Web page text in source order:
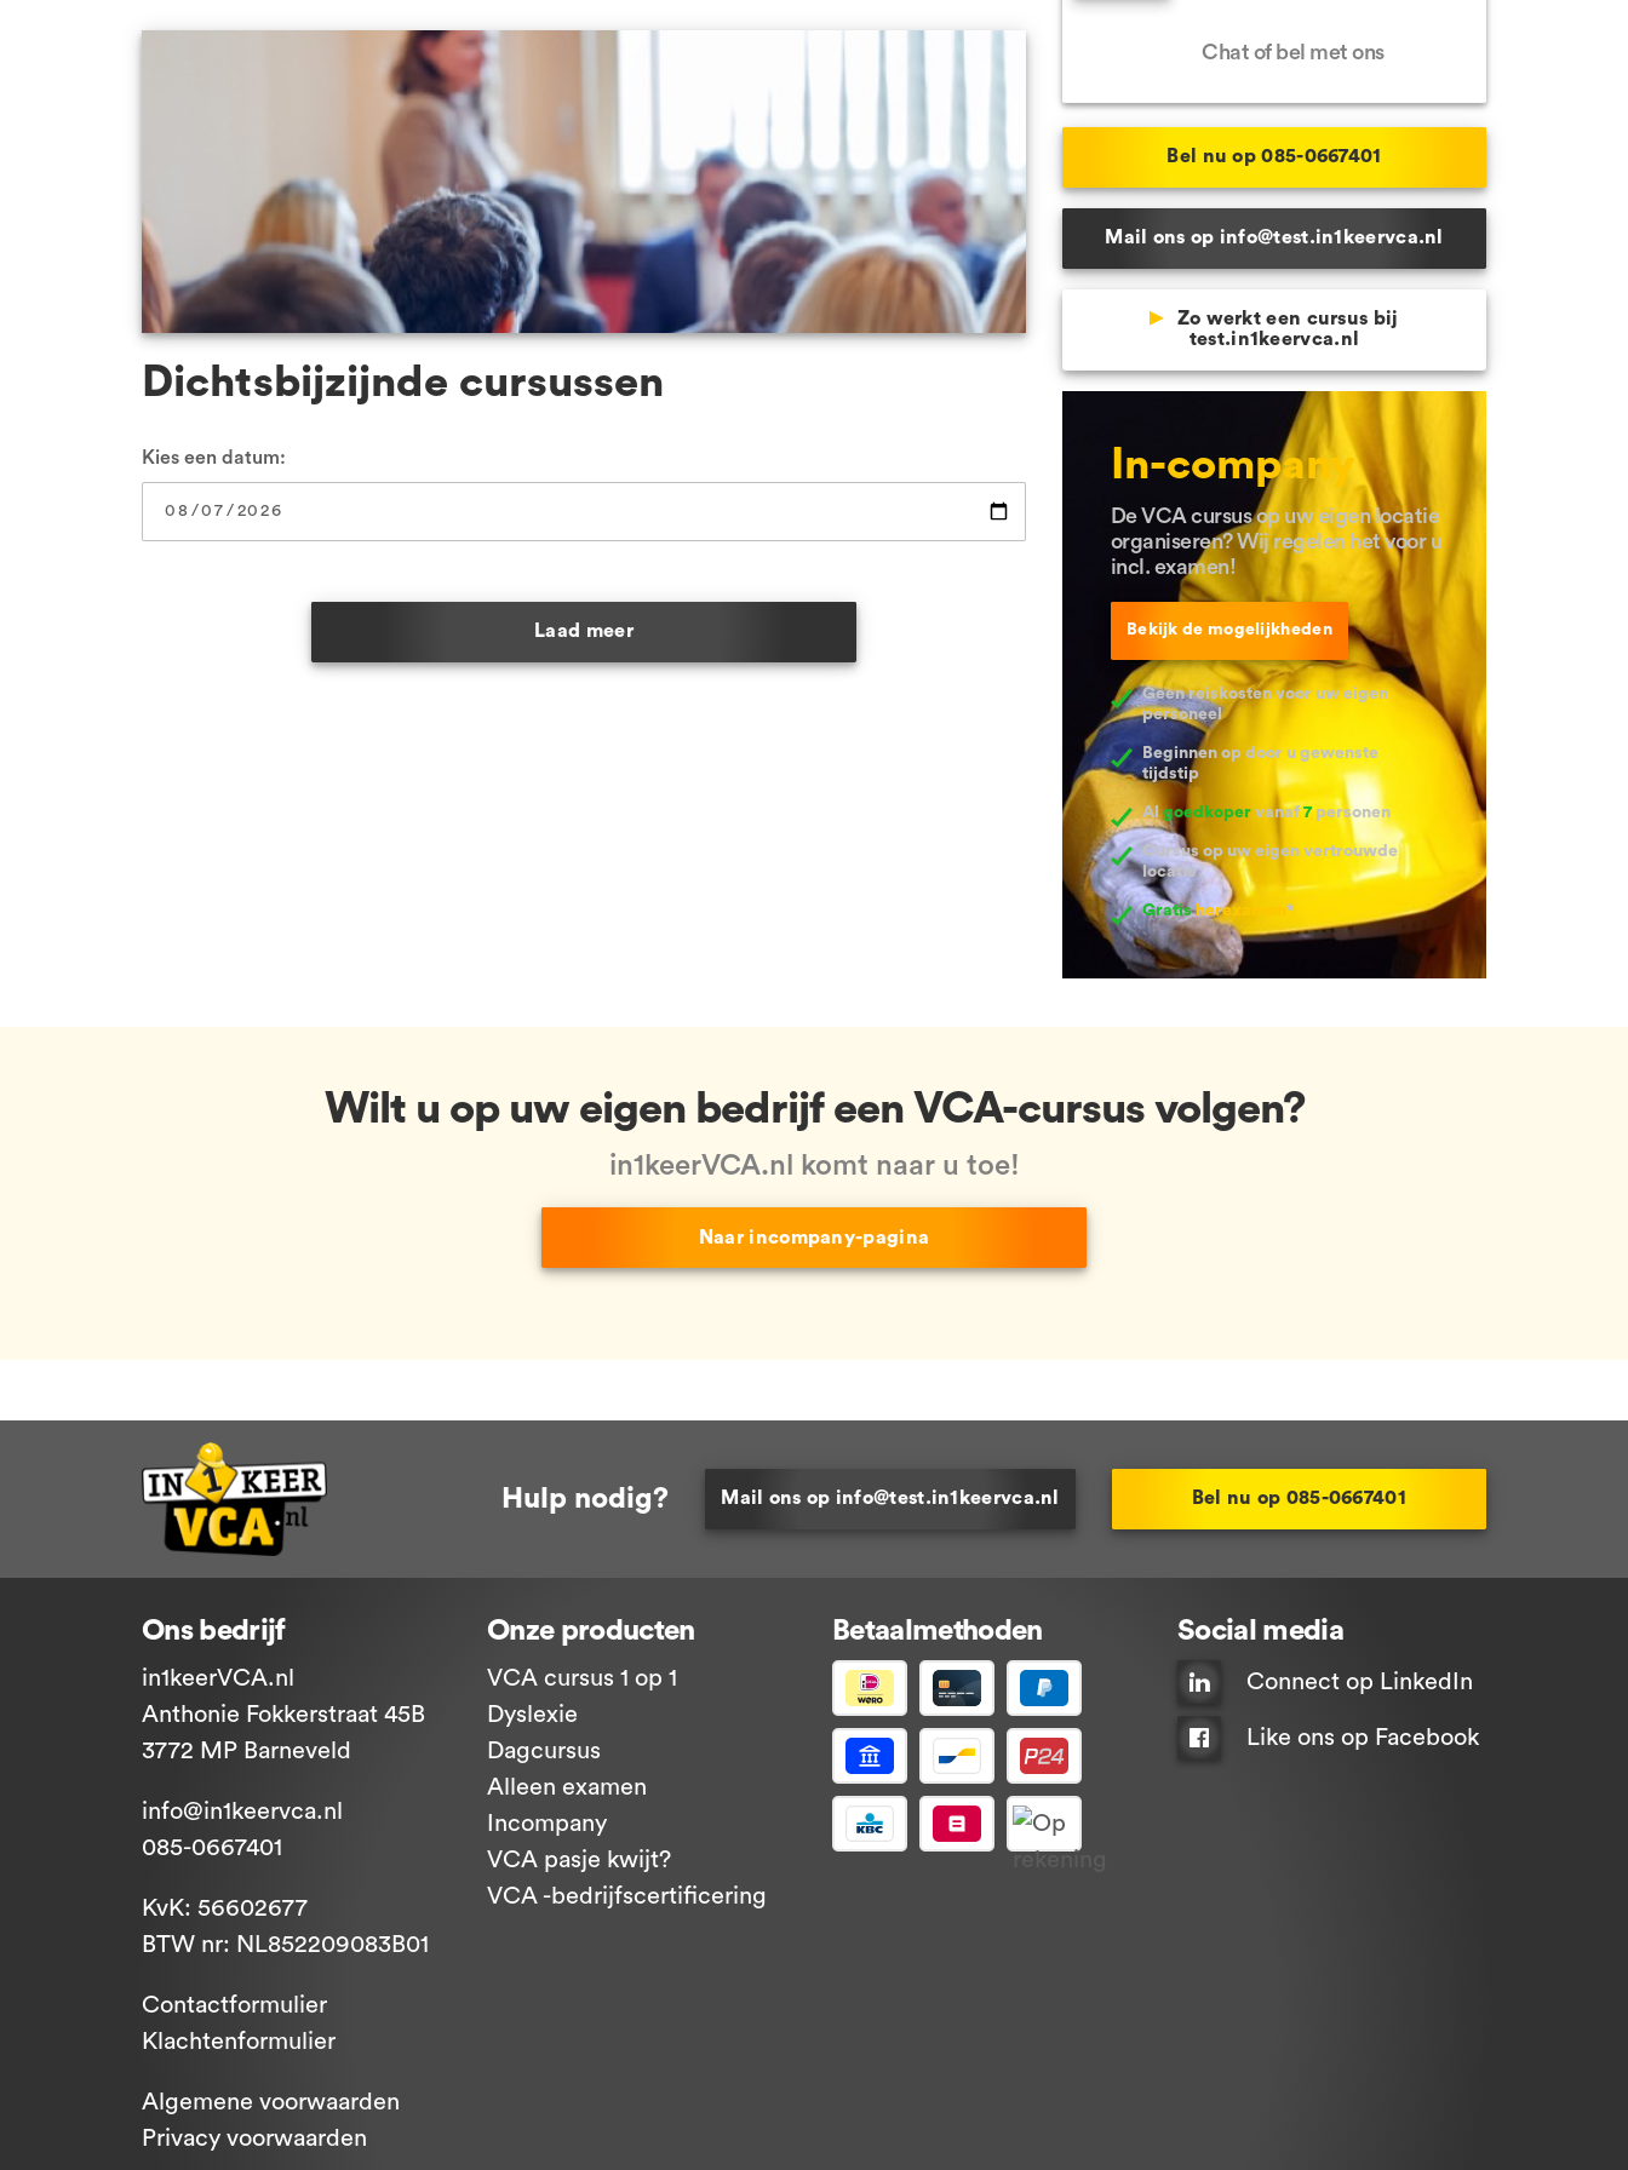
VCA Zwolle
VCA Veenendaal
Alle locaties
Dichtsbijzijnde cursussen
Kies een datum:
Laad meer
Chat of bel met ons
Bel nu op 085-0667401
Mail ons op info@test.in1keervca.nl
Zo werkt een cursus bij
test.in1keervca.nl
In-company
De VCA cursus op uw eigen locatie
organiseren? Wij regelen het voor u
incl. examen!
Bekijk de mogelijkheden
Geen reiskosten voor uw eigen
personeel
Beginnen op door u gewenste
tijdstip
Algoedkopervanaf7personen
Cursus op uw eigen vertrouwde
locatie
Gratis herexamen *
Wilt u op uw eigen bedrijf een VCA-cursus volgen?
in1keerVCA.nl komt naar u toe!
Naar incompany-pagina
Hulp nodig? Mail ons op info@test.in1keervca.nl Bel nu op 085-0667401
Ons bedrijf
in1keerVCA.nl
Anthonie Fokkerstraat 45B
3772 MP Barneveld
info@in1keervca.nl
085-0667401
KvK: 56602677
BTW nr: NL852209083B01
Contactformulier
Klachtenformulier
Algemene voorwaarden
Privacy voorwaarden
Onze producten
VCA cursus 1 op 1
Dyslexie
Dagcursus
Alleen examen
Incompany
VCA pasje kwijt?
VCA -bedrijfscertificering
Social media
Connect op LinkedIn
Like ons op Facebook
Betaalmethoden